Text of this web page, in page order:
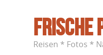
Frische
Reisen * Fotos *